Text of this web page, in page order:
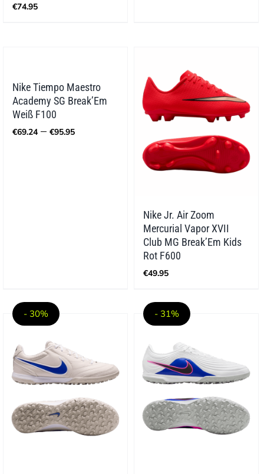
€74.95
Nike Tiempo Maestro
Academy SG Break’Em
Weiß F100
€69.24 – €95.95Preisspanne:
Nike Jr. Air Zoom
Mercurial Vapor XVII
Club MG Break’Em Kids
Rot F600
€49.95
- 30% - 31%